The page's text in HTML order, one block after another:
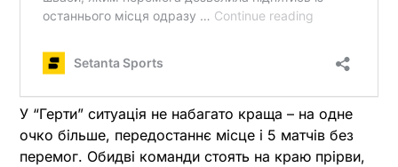
У “Герти” ситуація не набагато краща – на одне
очко більше, передостаннє місце і 5 матчів без
перемог. Обидві команди стоять на краю прірви,